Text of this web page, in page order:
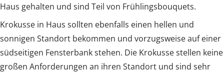
Haus gehalten und sind Teil von Frühlingsbouquets.
Krokusse in Haus sollten ebenfalls einen hellen und
sonnigen Standort bekommen und vorzugsweise auf einer
südseitigen Fensterbank stehen. Die Krokusse stellen keine
großen Anforderungen an ihren Standort und sind sehr